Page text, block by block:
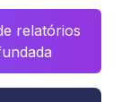
relatórios